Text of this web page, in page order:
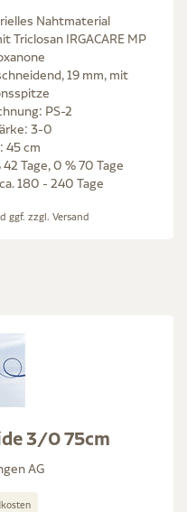
Nahtmaterial
IRGACARE MP
19 mm, mit
PS-2
3-0
45 cm
Tage, 0 % 70 Tage
180 - 240 Tage
ggf. zzgl. Versand
3/0 75cm
AG